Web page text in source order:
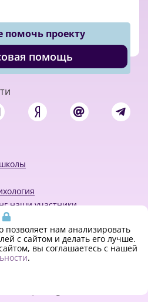
проекту
помощь
наши участники
ченнелинг
| All rights reserved.
нам анализировать
с сайтом и делать его лучше.
вы соглашаетесь с нашей
.